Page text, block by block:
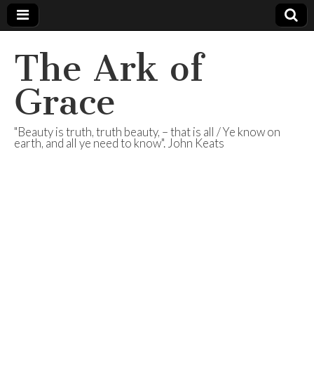
The Ark of
Grace
"Beauty is truth, truth beauty, – that is all / Ye know on
earth, and all ye need to know". John Keats